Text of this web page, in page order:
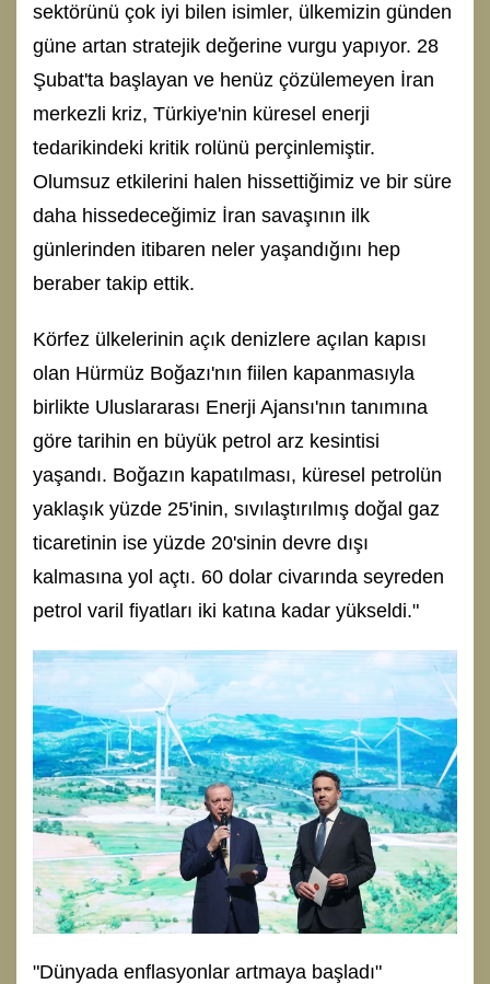
sektörünü çok iyi bilen isimler, ülkemizin günden
güne artan stratejik değerine vurgu yapıyor. 28
Şubat'ta başlayan ve henüz çözülemeyen İran
merkezli kriz, Türkiye'nin küresel enerji
tedarikindeki kritik rolünü perçinlemiştir.
Olumsuz etkilerini halen hissettiğimiz ve bir süre
daha hissedeceğimiz İran savaşının ilk
günlerinden itibaren neler yaşandığını hep
beraber takip ettik.
Körfez ülkelerinin açık denizlere açılan kapısı
olan Hürmüz Boğazı'nın fiilen kapanmasıyla
birlikte Uluslararası Enerji Ajansı'nın tanımına
göre tarihin en büyük petrol arz kesintisi
yaşandı. Boğazın kapatılması, küresel petrolün
yaklaşık yüzde 25'inin, sıvılaştırılmış doğal gaz
ticaretinin ise yüzde 20'sinin devre dışı
kalmasına yol açtı. 60 dolar civarında seyreden
petrol varil fiyatları iki katına kadar yükseldi."
"Dünyada enflasyonlar artmaya başladı"